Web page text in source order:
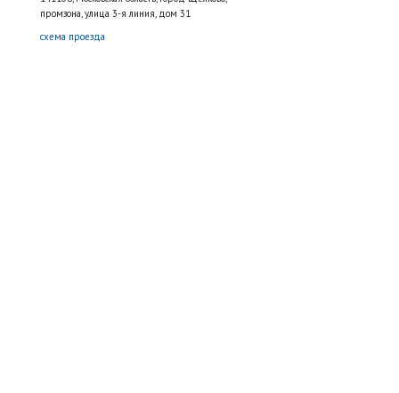
промзона, улица 3-я линия, дом 31
схема проезда